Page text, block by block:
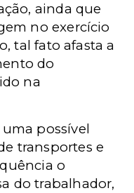
ainda que
no exercício
tal fato afasta a
do
na
possível
transportes e
o
do trabalhador,